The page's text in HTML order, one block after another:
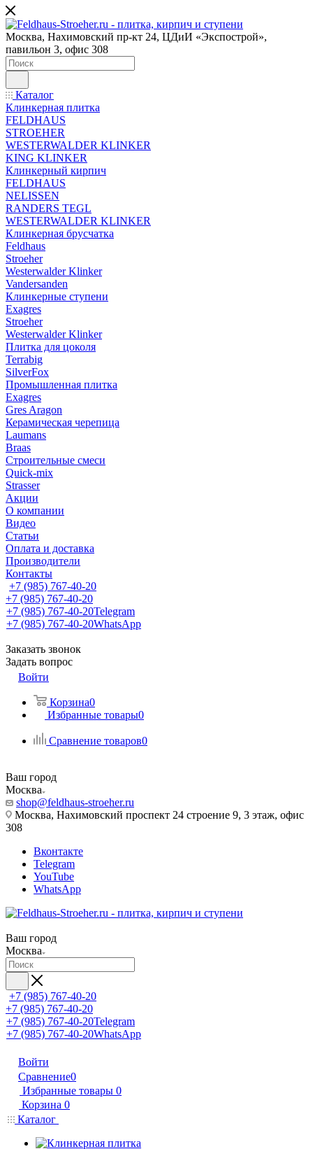
Москва, Нахимовский пр-кт 24, ЦДиИ «Экспострой»,
павильон 3, офис 308
Каталог
Клинкерная плитка
FELDHAUS
STROEHER
WESTERWALDER KLINKER
KING KLINKER
Клинкерный кирпич
FELDHAUS
NELISSEN
RANDERS TEGL
WESTERWALDER KLINKER
Клинкерная брусчатка
Feldhaus
Stroeher
Westerwalder Klinker
Vandersanden
Клинкерные ступени
Exagres
Stroeher
Westerwalder Klinker
Плитка для цоколя
Terrabig
SilverFox
Промышленная плитка
Exagres
Gres Aragon
Керамическая черепица
Laumans
Braas
Строительные смеси
Quick-mix
Strasser
Акции
О компании
Видео
Статьи
Оплата и доставка
Производители
Контакты
+7 (985) 767-40-20
+7 (985) 767-40-20
+7 (985) 767-40-20Telegram
+7 (985) 767-40-20WhatsApp
Заказать звонок
Задать вопрос
Войти
Корзина0
Избранные товары0
Сравнение товаров0
Ваш город
Москва
shop@feldhaus-stroeher.ru
Москва, Нахимовский проспект 24 строение 9, 3 этаж, офис
308
Вконтакте
Telegram
YouTube
WhatsApp
Ваш город
Москва
+7 (985) 767-40-20
+7 (985) 767-40-20
+7 (985) 767-40-20Telegram
+7 (985) 767-40-20WhatsApp
Войти
Сравнение0
Избранные товары 0
Корзина 0
Каталог